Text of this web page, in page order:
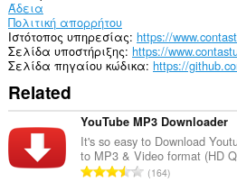
Άδεια
Πολιτική απορρήτου
Ιστότοπος υπηρεσίας https://
Σελίδα υποστήριξης https://
Σελίδα πηγαίου κώδικα
Related
YouTube MP3 Downloader
It's so easy to Download
to MP3 & Video format (HD
Σ164